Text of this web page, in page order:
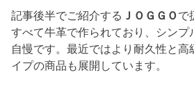
記事後半でご紹介する ＪＯＧＧＯで
すべて牛革で作られており、シンプ
自慢です。最近ではより耐久性と高
イプの商品も展開しています。